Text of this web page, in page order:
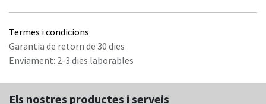
Termes i condicions
Garantia de retorn de 30 dies
Enviament: 2-3 dies laborables
Els nostres productes i serveis